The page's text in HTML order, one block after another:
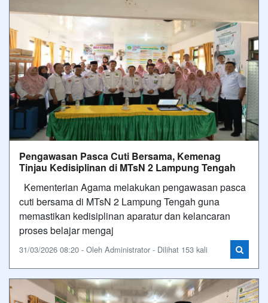
Pengawasan Pasca Cuti Bersama, Kemenag
Tinjau Kedisiplinan di MTsN 2 Lampung Tengah
Kementerian Agama melakukan pengawasan pasca
cuti bersama di MTsN 2 Lampung Tengah guna
memastikan kedisiplinan aparatur dan kelancaran
proses belajar mengaj
31/03/2026 08:20 - Oleh Administrator - Dilihat 153 kali